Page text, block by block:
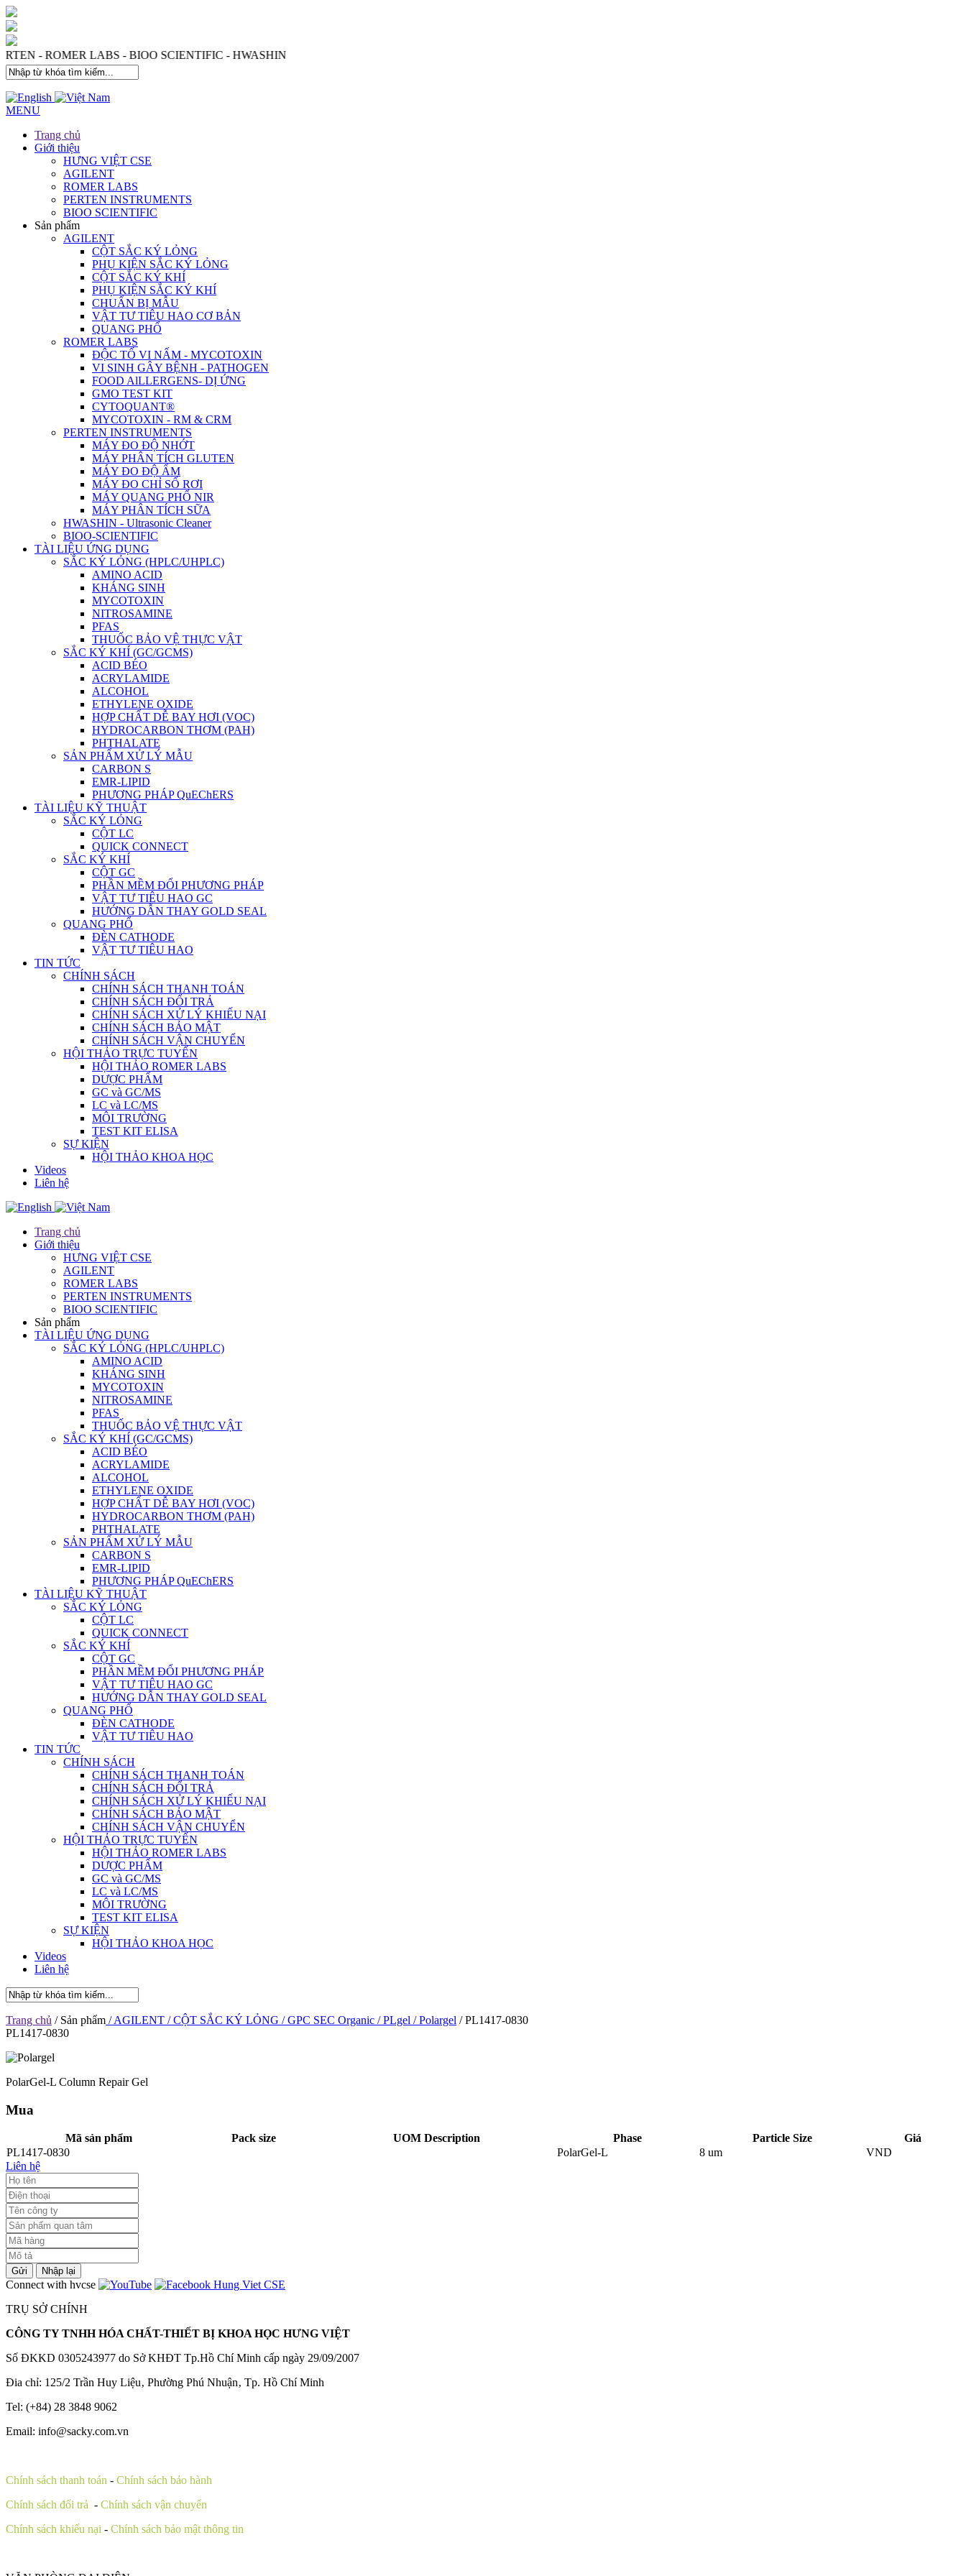
- PERTEN - ROMER LABS - BIOO SCIENTIFIC - HWASHIN
MENU
Trang chủ
Giới thiệu
HƯNG VIỆT CSE
AGILENT
ROMER LABS
PERTEN INSTRUMENTS
BIOO SCIENTIFIC
Sản phẩm
AGILENT
CỘT SẮC KÝ LỎNG
PHỤ KIỆN SẮC KÝ LỎNG
CỘT SẮC KÝ KHÍ
PHỤ KIỆN SẮC KÝ KHÍ
CHUẨN BỊ MẪU
VẬT TƯ TIÊU HAO CƠ BẢN
QUANG PHỔ
ROMER LABS
ĐỘC TỐ VI NẤM - MYCOTOXIN
VI SINH GÂY BỆNH - PATHOGEN
FOOD AlLLERGENS- DỊ ỨNG
GMO TEST KIT
CYTOQUANT®
MYCOTOXIN - RM & CRM
PERTEN INSTRUMENTS
MÁY ĐO ĐỘ NHỚT
MÁY PHÂN TÍCH GLUTEN
MÁY ĐO ĐỘ ẨM
MÁY ĐO CHỈ SỐ RƠI
MÁY QUANG PHỔ NIR
MÁY PHÂN TÍCH SỮA
HWASHIN - Ultrasonic Cleaner
BIOO-SCIENTIFIC
TÀI LIỆU ỨNG DỤNG
SẮC KÝ LỎNG (HPLC/UHPLC)
AMINO ACID
KHÁNG SINH
MYCOTOXIN
NITROSAMINE
PFAS
THUỐC BẢO VỆ THỰC VẬT
SẮC KÝ KHÍ (GC/GCMS)
ACID BÉO
ACRYLAMIDE
ALCOHOL
ETHYLENE OXIDE
HỢP CHẤT DỄ BAY HƠI (VOC)
HYDROCARBON THƠM (PAH)
PHTHALATE
SẢN PHẨM XỬ LÝ MẪU
CARBON S
EMR-LIPID
PHƯƠNG PHÁP QuEChERS
TÀI LIỆU KỸ THUẬT
SẮC KÝ LỎNG
CỘT LC
QUICK CONNECT
SẮC KÝ KHÍ
CỘT GC
PHẦN MỀM ĐỔI PHƯƠNG PHÁP
VẬT TƯ TIÊU HAO GC
HƯỚNG DẪN THAY GOLD SEAL
QUANG PHỔ
ĐÈN CATHODE
VẬT TƯ TIÊU HAO
TIN TỨC
CHÍNH SÁCH
CHÍNH SÁCH THANH TOÁN
CHÍNH SÁCH ĐỔI TRẢ
CHÍNH SÁCH XỬ LÝ KHIẾU NẠI
CHÍNH SÁCH BẢO MẬT
CHÍNH SÁCH VẬN CHUYỂN
HỘI THẢO TRỰC TUYẾN
HỘI THẢO ROMER LABS
DƯỢC PHẨM
GC và GC/MS
LC và LC/MS
MÔI TRƯỜNG
TEST KIT ELISA
SỰ KIỆN
HỘI THẢO KHOA HỌC
Videos
Liên hệ
Trang chủ
Giới thiệu
HƯNG VIỆT CSE
AGILENT
ROMER LABS
PERTEN INSTRUMENTS
BIOO SCIENTIFIC
Sản phẩm
TÀI LIỆU ỨNG DỤNG
SẮC KÝ LỎNG (HPLC/UHPLC)
AMINO ACID
KHÁNG SINH
MYCOTOXIN
NITROSAMINE
PFAS
THUỐC BẢO VỆ THỰC VẬT
SẮC KÝ KHÍ (GC/GCMS)
ACID BÉO
ACRYLAMIDE
ALCOHOL
ETHYLENE OXIDE
HỢP CHẤT DỄ BAY HƠI (VOC)
HYDROCARBON THƠM (PAH)
PHTHALATE
SẢN PHẨM XỬ LÝ MẪU
CARBON S
EMR-LIPID
PHƯƠNG PHÁP QuEChERS
TÀI LIỆU KỸ THUẬT
SẮC KÝ LỎNG
CỘT LC
QUICK CONNECT
SẮC KÝ KHÍ
CỘT GC
PHẦN MỀM ĐỔI PHƯƠNG PHÁP
VẬT TƯ TIÊU HAO GC
HƯỚNG DẪN THAY GOLD SEAL
QUANG PHỔ
ĐÈN CATHODE
VẬT TƯ TIÊU HAO
TIN TỨC
CHÍNH SÁCH
CHÍNH SÁCH THANH TOÁN
CHÍNH SÁCH ĐỔI TRẢ
CHÍNH SÁCH XỬ LÝ KHIẾU NẠI
CHÍNH SÁCH BẢO MẬT
CHÍNH SÁCH VẬN CHUYỂN
HỘI THẢO TRỰC TUYẾN
HỘI THẢO ROMER LABS
DƯỢC PHẨM
GC và GC/MS
LC và LC/MS
MÔI TRƯỜNG
TEST KIT ELISA
SỰ KIỆN
HỘI THẢO KHOA HỌC
Videos
Liên hệ
Trang chủ / Sản phẩm / AGILENT / CỘT SẮC KÝ LỎNG / GPC SEC Organic / PLgel / Polargel / PL1417-0830
PL1417-0830
PolarGel-L Column Repair Gel
Mua
Mã sản phẩm Pack size UOM Description Phase Particle Size
Giá
PL1417-0830
PolarGel-L 8 um
VND
Liên hệ
Gửi Nhập lại
Connect with hvcse
TRỤ SỞ CHÍNH
CÔNG TY TNHH HÓA CHẤT-THIẾT BỊ KHOA HỌC HƯNG VIỆT
Số ĐKKD 0305243977 do Sở KHĐT Tp.Hồ Chí Minh cấp ngày 29/09/2007
Đia chỉ: 125/2 Trần Huy Liệu‚ Phường Phú Nhuận‚ Tp. Hồ Chí Minh
Tel: (+84) 28 3848 9062
Email: info@sacky.com.vn
Chính sách thanh toán - Chính sách bảo hành
Chính sách đổi trả - Chính sách vận chuyển
Chính sách khiếu nại - Chính sách bảo mật thông tin